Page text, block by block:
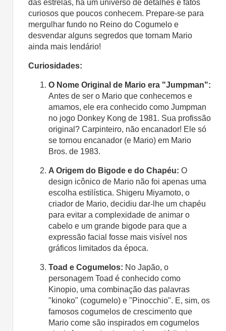
das estrelas, há um universo de detalhes e fatos
curiosos que poucos conhecem. Prepare-se para
mergulhar fundo no Reino do Cogumelo e
desvendar alguns segredos que tornam Mario
ainda mais lendário!
Curiosidades:
O Nome Original de Mario era "Jumpman":
Antes de ser o Mario que conhecemos e
amamos, ele era conhecido como Jumpman
no jogo Donkey Kong de 1981. Sua profissão
original? Carpinteiro, não encanador! Ele só
se tornou encanador (e Mario) em Mario
Bros. de 1983.
A Origem do Bigode e do Chapéu: O
design icônico de Mario não foi apenas uma
escolha estilística. Shigeru Miyamoto, o
criador de Mario, decidiu dar-lhe um chapéu
para evitar a complexidade de animar o
cabelo e um grande bigode para que a
expressão facial fosse mais visível nos
gráficos limitados da época.
Toad e Cogumelos: No Japão, o
personagem Toad é conhecido como
Kinopio, uma combinação das palavras
"kinoko" (cogumelo) e "Pinocchio". E, sim, os
famosos cogumelos de crescimento que
Mario come são inspirados em cogumelos